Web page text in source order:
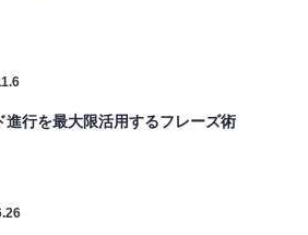
進行を最大限活用するフレーズ術